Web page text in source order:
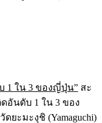
1 ใน 3 ของญี่ปุ่น” สะ
อันดับ 1 ใน 3 ของ
ยะมะงุชิ (Yamaguchi)